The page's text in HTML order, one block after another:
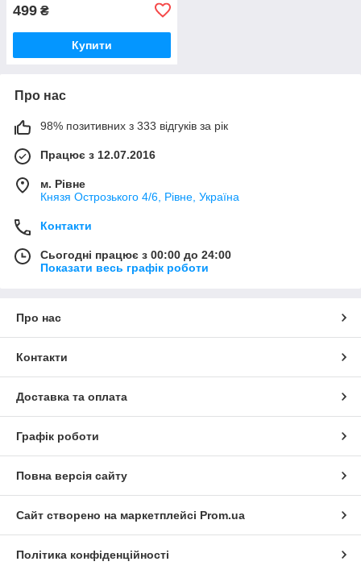
499 ₴
Купити
Про нас
98% позитивних з 333 відгуків за рік
Працює з 12.07.2016
м. Рівне
Князя Острозького 4/6, Рівне, Україна
Контакти
Сьогодні працює з 00:00 до 24:00
Показати весь графік роботи
Про нас
Контакти
Доставка та оплата
Графік роботи
Повна версія сайту
Сайт створено на маркетплейсі Prom.ua
Політика конфіденційності